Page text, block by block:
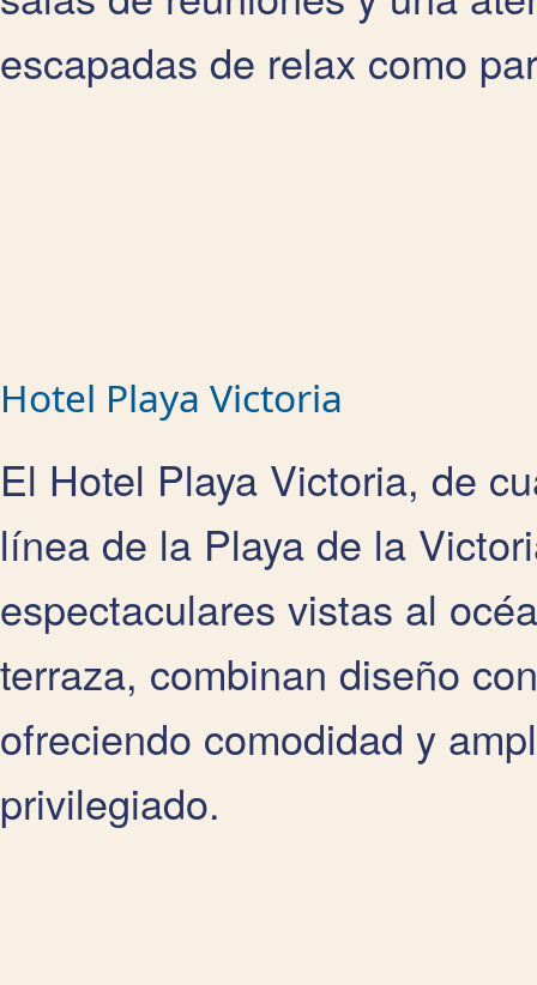
escapadas de relax como
Hotel Playa Victoria
El Hotel Playa Victoria, de
línea de la Playa de la
espectaculares vistas al
terraza, combinan diseño
ofreciendo comodidad y
privilegiado.